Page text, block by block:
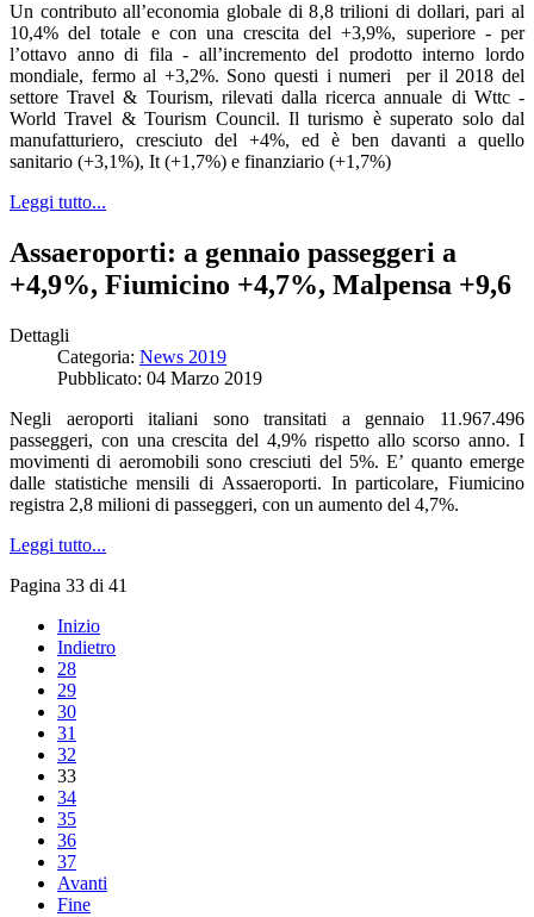
Un contributo all’economia globale di 8,8 trilioni di dollari, pari al
10,4% del totale e con una crescita del +3,9%, superiore - per
l’ottavo anno di fila - all’incremento del prodotto interno lordo
mondiale, fermo al +3,2%. Sono questi i numeri per il 2018 del
settore Travel & Tourism, rilevati dalla ricerca annuale di Wttc -
World Travel & Tourism Council. Il turismo è superato solo dal
manufatturiero, cresciuto del +4%, ed è ben davanti a quello
sanitario (+3,1%), It (+1,7%) e finanziario (+1,7%)
Leggi tutto...
Assaeroporti: a gennaio passeggeri a
+4,9%, Fiumicino +4,7%, Malpensa +9,6
Dettagli
Categoria: News 2019
Pubblicato: 04 Marzo 2019
Negli aeroporti italiani sono transitati a gennaio 11.967.496
passeggeri, con una crescita del 4,9% rispetto allo scorso anno. I
movimenti di aeromobili sono cresciuti del 5%. E’ quanto emerge
dalle statistiche mensili di Assaeroporti. In particolare, Fiumicino
registra 2,8 milioni di passeggeri, con un aumento del 4,7%.
Leggi tutto...
Pagina 33 di 41
Inizio
Indietro
28
29
30
31
32
33
34
35
36
37
Avanti
Fine